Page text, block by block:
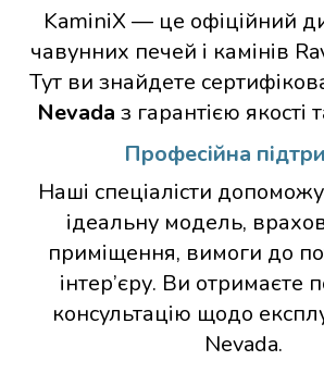
KaminiX — це офіційний
чавунних печей і камінів
Тут ви знайдете
Nevada з гарантією якості
Професійна
Наші спеціалісти
ідеальну модель,
приміщення, вимоги до
інтер’єру. Ви отримаєте
консультацію щодо
Nevada.